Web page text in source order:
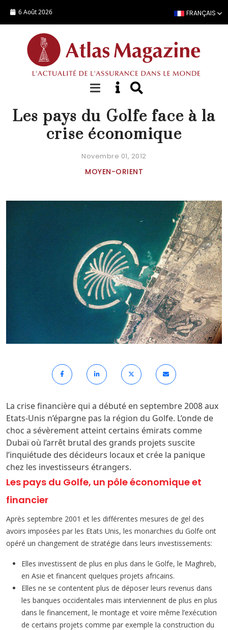
6 Août 2026 FRANÇAIS
DOSSIER SPÉCIAL
Les pays du Golfe face à la
crise économique
Novembre 01, 2012
MOYEN-ORIENT
La crise financière qui a débuté en septembre 2008 aux
Etats-Unis n’épargne pas la région du Golfe. L’onde de
choc a sévèrement atteint certains émirats comme
Dubaï où l’arrêt brutal des grands projets suscite
l’inquiétude des décideurs locaux et crée la panique
chez les investisseurs étrangers.
Les pays du Golfe, un pôle économique et
financier
Après septembre 2001 et les différentes mesures de gel des
avoirs imposées par les Etats Unis, les monarchies du Golfe ont
opéré un changement de stratégie dans leurs investissements:
Elles investissent de plus en plus dans le Golfe, le Maghreb,
en Asie et financent quelques projets africains.
Elles ne se contentent plus de déposer leurs revenus dans
les banques occidentales mais interviennent de plus en plus
dans le financement, le montage et voire même l’exécution
de certains projets comme par exemple la construction du